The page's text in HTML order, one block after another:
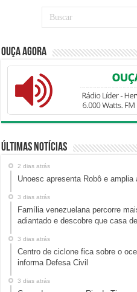
Ouça Agora
Últimas Notícias
2 dias atrás
Unoesc apresenta Robô e
3 dias atrás
Família venezuelana percorre
adiantado e descobre que casa
3 dias atrás
Centro de ciclone fica sobre o
informa Defesa Civil
3 dias atrás